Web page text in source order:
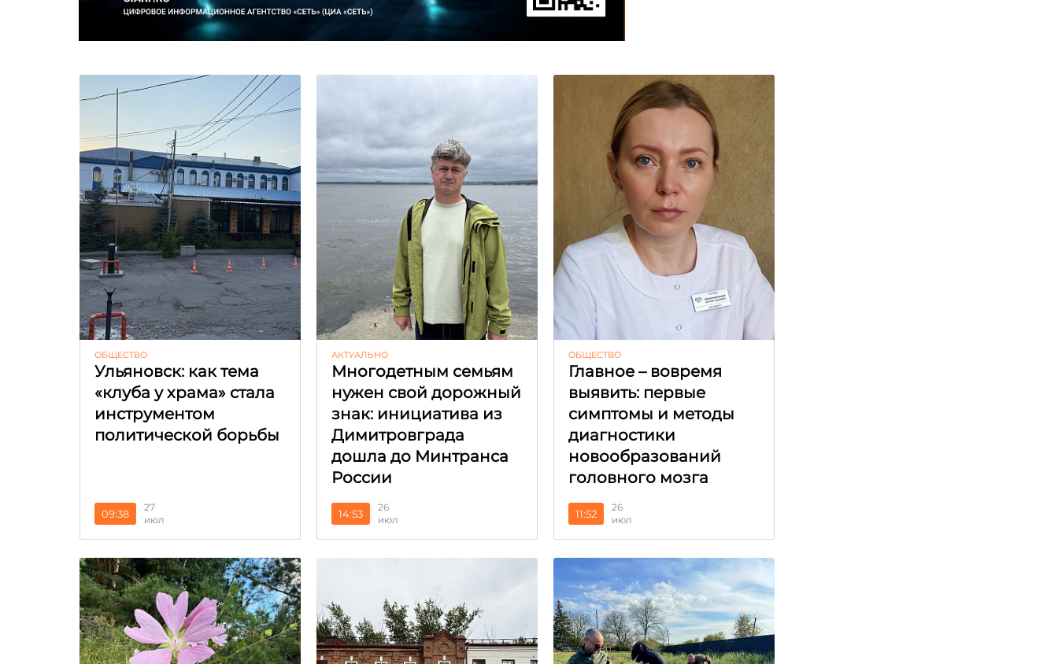
ОБЩЕСТВО
Ульяновск: как тема
«клуба у храма» стала
инструментом
политической борьбы
09:38
27
июл
АКТУАЛЬНО
Многодетным семьям
нужен свой дорожный
знак: инициатива из
Димитровграда
дошла до Минтранса
России
14:53
26
июл
ОБЩЕСТВО
Главное – вовремя
выявить: первые
симптомы и методы
диагностики
новообразований
головного мозга
11:52
26
июл